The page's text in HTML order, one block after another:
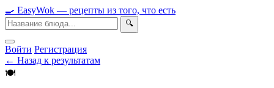
🍳 EasyWok — рецепты из того, что есть
🔍
Войти Регистрация
← Назад к результатам
🍽